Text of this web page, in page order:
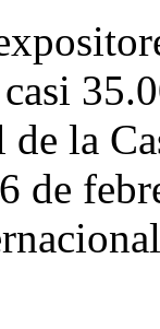
la
de